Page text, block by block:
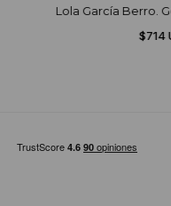
Lola García Berro.
$714